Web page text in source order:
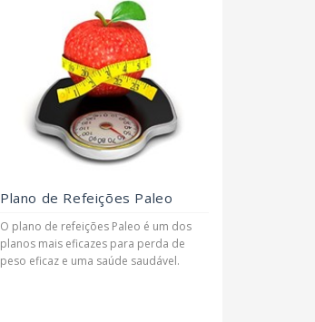
Plano de Refeições Paleo
O plano de refeições Paleo é um dos
planos mais eficazes para perda de
peso eficaz e uma saúde saudável.